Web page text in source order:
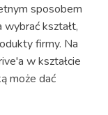
sposobem
wybrać kształt,
firmy. Na
w kształcie
może dać